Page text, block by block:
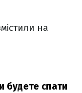
на
будете спати